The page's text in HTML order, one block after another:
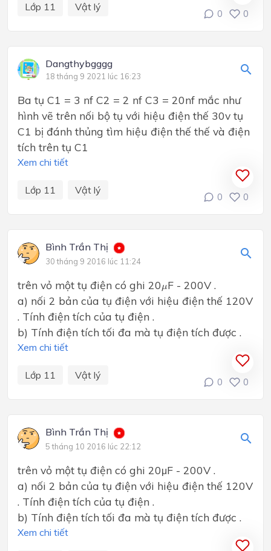
Lớp 11 Vật lý
0 0
Dangthybgggg
18 tháng 9 2021 lúc 16:23
Ba tụ C1 = 3 nf C2 = 2 nf C3 = 20nf mắc như
hình vẽ trên nối bộ tụ với hiệu điện thế 30v tụ
C1 bị đánh thủng tìm hiệu điện thế thế và điện
tích trên tụ C1
Xem chi tiết
Lớp 11 Vật lý
0 0
Bình Trần Thị
30 tháng 9 2016 lúc 11:24
trên vỏ một tụ điện có ghi 20 μ
μF - 200V .
a) nối 2 bản của tụ điện với hiệu điện thế 120V
. Tính điện tích của tụ điện .
b) Tính điện tích tối đa mà tụ điện tích được .
Xem chi tiết
Lớp 11 Vật lý
0 0
Bình Trần Thị
5 tháng 10 2016 lúc 22:12
trên vỏ một tụ điện có ghi 20μF - 200V .
a) nối 2 bản của tụ điện với hiệu điện thế 120V
. Tính điện tích của tụ điện .
b) Tính điện tích tối đa mà tụ điện tích được .
Xem chi tiết